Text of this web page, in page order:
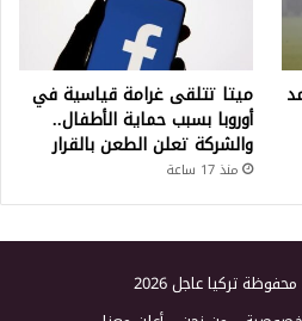
ميتا تتلقى غرامة قياسية في
أوروبا بسبب حماية الأطفال..
والشركة تعلن الطعن بالقرار
منذ 17 ساعة
تركيا عاجل 2026